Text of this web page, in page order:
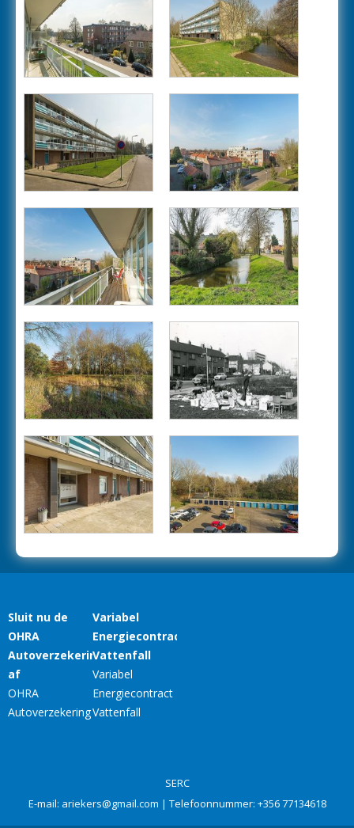
SERC
E-mail: ariekers@gmail.com | Telefoonnummer: +356 77134618